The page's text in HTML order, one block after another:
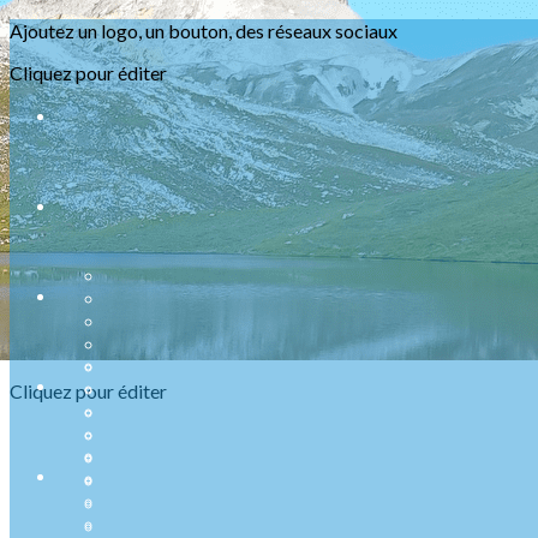
Menu
<
>
Randonnées
Marche Nordique
Raquettes
Croisière sur le Rhin
Activités en salle
Assemblées générales
Ajoutez un logo, un bouton, des réseaux sociaux
Cliquez pour éditer
?>
Images de la page d'accueil
Cliquez pour éditer